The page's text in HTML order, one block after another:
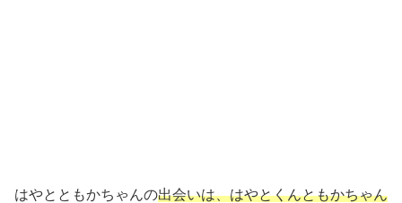
はやとともかちゃんの出会いは、はやとくんともかちゃん